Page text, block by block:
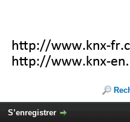
S’enregistrer